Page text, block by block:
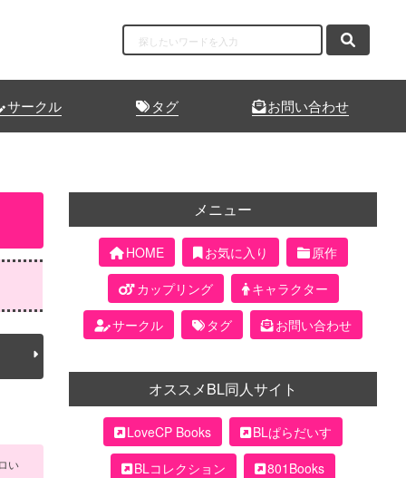
サークル タグ お問い合わせ
い
メニュー
HOME お気に入り
原作
カップリング
キャラクター
サークル
タグ お問い合わせ
オススメBL同人サイト
LoveCP Books
BLぱらだいす
BLコレクション
801Books